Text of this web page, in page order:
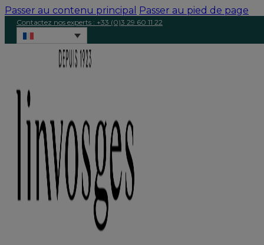
Passer au contenu principal Passer au pied de page
Contactez nos experts : +33 (0)3 29 60 11 22